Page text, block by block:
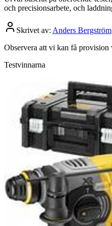
och precisionsarbete, och
Skrivet av: Anders Bergström
Observera att vi kan få provision
Testvinnarna